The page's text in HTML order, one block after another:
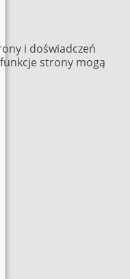
i doświadczeń
strony mogą